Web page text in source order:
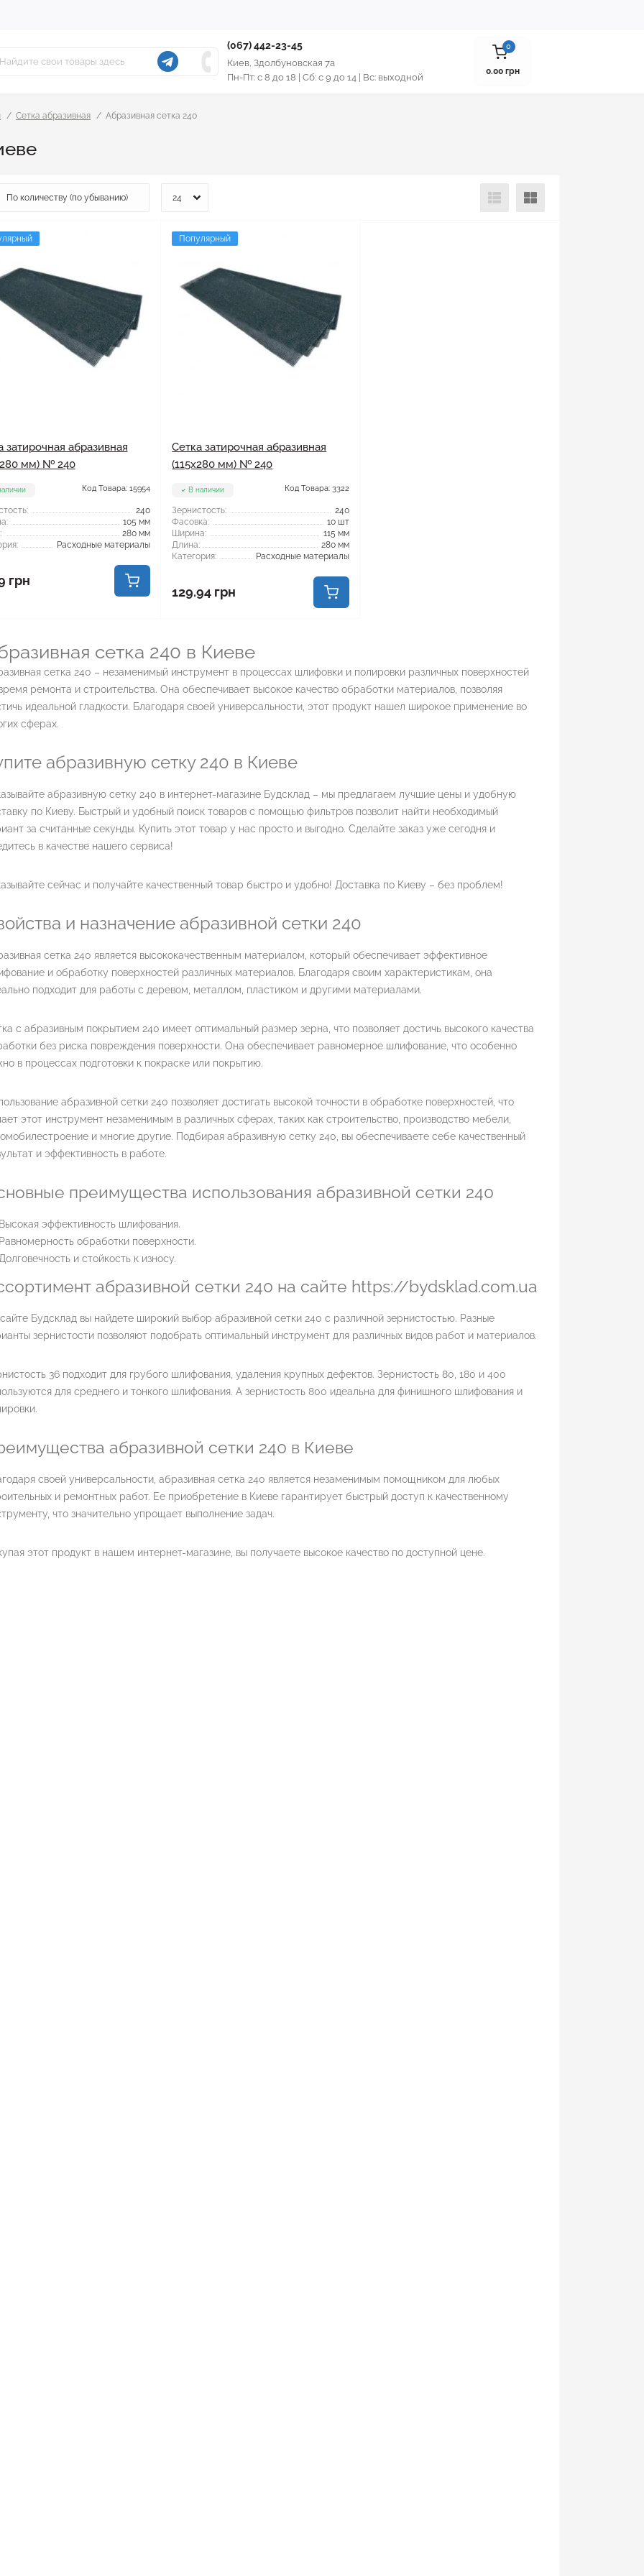
(067) 442-23-45
Киев, Здолбуновская 7а
Пн-Пт: с 8 до 18 | Сб: с 9 до 14 | Вс: выходной
0
0.00 грн
Сетка абразивная Абразивная сетка 240
затирочная абразивная
мм) № 240
Код Товара: 15954
240
105 мм
280 мм
Расходные материалы
грн
Популярный
Сетка затирочная абразивная
(115x280 мм) № 240
В наличии Код Товара: 3322
Зернистость:
240
Фасовка:
10 шт
Ширина:
115 мм
Длина:
280 мм
Категория:
Расходные материалы
129.94 грн
сетка 240 в Киеве
сетка 240 – незаменимый инструмент в процессах шлифовки и полировки различных поверхностей
ремонта и строительства. Она обеспечивает высокое качество обработки материалов, позволяя
идеальной гладкости. Благодаря своей универсальности, этот продукт нашел широкое применение во
сферах.
абразивную сетку 240 в Киеве
абразивную сетку 240 в интернет-магазине Будсклад – мы предлагаем лучшие цены и удобную
по Киеву. Быстрый и удобный поиск товаров с помощью фильтров позволит найти необходимый
за считанные секунды. Купить этот товар у нас просто и выгодно. Сделайте заказ уже сегодня и
в качестве нашего сервиса!
сейчас и получайте качественный товар быстро и удобно! Доставка по Киеву – без проблем!
и назначение абразивной сетки 240
сетка 240 является высококачественным материалом, который обеспечивает эффективное
и обработку поверхностей различных материалов. Благодаря своим характеристикам, она
подходит для работы с деревом, металлом, пластиком и другими материалами.
с абразивным покрытием 240 имеет оптимальный размер зерна, что позволяет достичь высокого качества
без риска повреждения поверхности. Она обеспечивает равномерное шлифование, что особенно
в процессах подготовки к покраске или покрытию.
абразивной сетки 240 позволяет достигать высокой точности в обработке поверхностей, что
этот инструмент незаменимым в различных сферах, таких как строительство, производство мебели,
и многие другие. Подбирая абразивную сетку 240, вы обеспечиваете себе качественный
и эффективность в работе.
преимущества использования абразивной сетки 240
Высокая эффективность шлифования.
Равномерность обработки поверхности.
и стойкость к износу.
абразивной сетки 240 на сайте https://bydsklad.com.ua
Будсклад вы найдете широкий выбор абразивной сетки 240 с различной зернистостью. Разные
зернистости позволяют подобрать оптимальный инструмент для различных видов работ и материалов.
36 подходит для грубого шлифования, удаления крупных дефектов. Зернистость 80, 180 и 400
для среднего и тонкого шлифования. А зернистость 800 идеальна для финишного шлифования и
абразивной сетки 240 в Киеве
своей универсальности, абразивная сетка 240 является незаменимым помощником для любых
и ремонтных работ. Ее приобретение в Киеве гарантирует быстрый доступ к качественному
что значительно упрощает выполнение задач.
этот продукт в нашем интернет-магазине, вы получаете высокое качество по доступной цене.